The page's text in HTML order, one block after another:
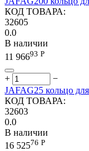
КОД ТОВАРА:
32605
0.0
В наличии
11 96693 Р
+
−
JAFAG25 кольцо
КОД ТОВАРА:
32603
0.0
В наличии
16 52576 Р